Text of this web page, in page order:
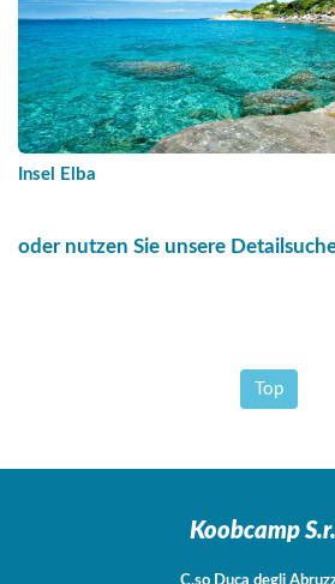
Insel Elba
oder nutzen Sie unsere
Top
Koobcamp